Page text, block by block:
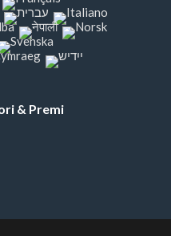
& Premi